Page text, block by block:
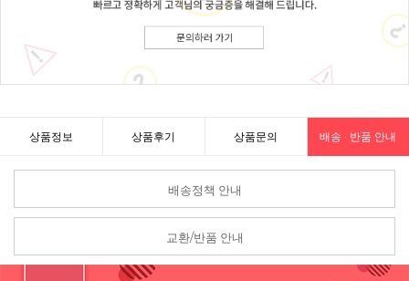
상품정보 상품후기 상품문의 배송 · 반품 안내
배송정책 안내
교환/반품 안내